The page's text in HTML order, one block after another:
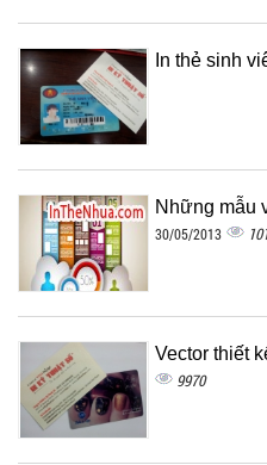
In thẻ sinh
Những mẫu
30/05/2013
Vector thiết
9970